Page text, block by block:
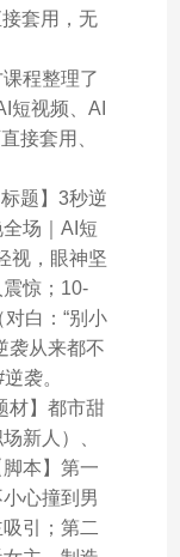
套用，无
程整理了
短视频、AI
接套用、
题】3秒逆
场｜AI短
视，眼神坚
惊；10-
白：“别小
袭从来都不
袭。
材】都市甜
新人）、
本】第一
心撞到男
引；第二